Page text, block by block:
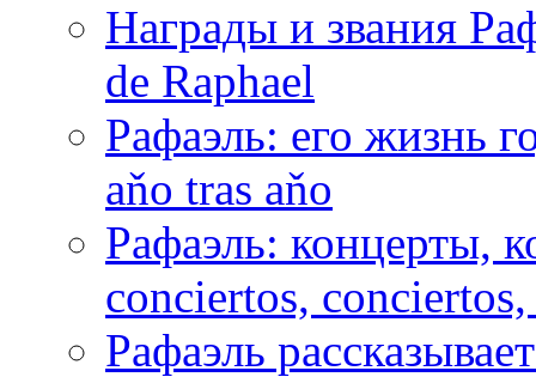
Награды и звания
de Raphael
Рафаэль: его жизнь
aňo tras aňo
Рафаэль: концерты,
conciertos,
Рафаэль